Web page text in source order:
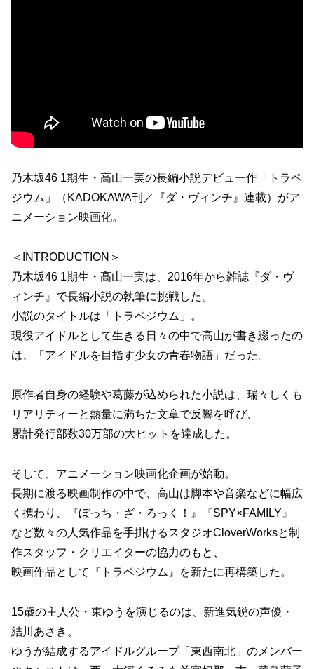
乃木坂46 1期生・高山一実の長編小説デビュー作「トラペ
ジウム」（KADOKAWA刊／『ダ・ヴィンチ』連載）がア
ニメーション映画化。
＜INTRODUCTION＞
乃木坂46 1期生・高山一実は、2016年から雑誌『ダ・ヴ
ィンチ』で長編小説の執筆に挑戦した。
小説のタイトルは「トラペジウム」。
現役アイドルとして生きる日々の中で高山が書き綴ったの
は、「アイドルを目指す少女の青春物語」だった。
原作者自身の経験や葛藤が込められた小説は、瑞々しくも
リアリティーと熱量に満ちた文章で反響を呼び、
累計発行部数30万部の大ヒットを達成した。
そして、アニメーション映画化企画が始動。
長期に渡る映画制作の中で、高山は脚本や音楽などに幅広
く携わり、『ぼっち・ざ・ろっく！』『SPY×FAMILY』
など数々の人気作品を手掛けるスタジオCloverWorksと制
作スタッフ・クリエイターの協力のもと、
映画作品として『トラペジウム』を新たに再構築した。
15歳の主人公・東ゆうを演じるのは、新進気鋭の声優・
結川あさき。
ゆうが結成するアイドルグループ「東西南北」のメンバー